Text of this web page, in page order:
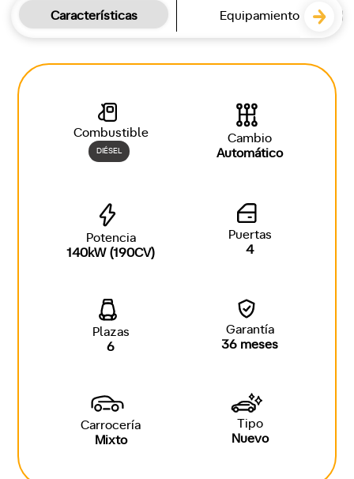
Características Equipamiento
Combustible
DIÉSEL
Cambio
Automático
Potencia
140kW (190CV)
Puertas
4
Plazas
6
Garantía
36 meses
Carrocería
Mixto
Tipo
Nuevo